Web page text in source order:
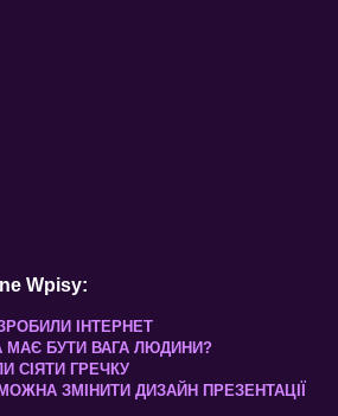
Wpisy:
ІНТЕРНЕТ
МАЄ БУТИ ВАГА ЛЮДИНИ?
СІЯТИ ГРЕЧКУ
ЗМІНИТИ ДИЗАЙН ПРЕЗЕНТАЦІЇ